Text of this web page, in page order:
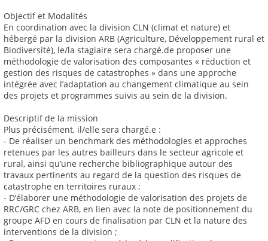
Objectif et Modalités
En coordination avec la division CLN (climat et nature) et
hébergé par la division ARB (Agriculture, Développement rural et
Biodiversité), le/la stagiaire sera chargé.de proposer une
méthodologie de valorisation des composantes « réduction et
gestion des risques de catastrophes » dans une approche
intégrée avec l’adaptation au changement climatique au sein
des projets et programmes suivis au sein de la division.
Descriptif de la mission
Plus précisément, il/elle sera chargé.e :
- De réaliser un benchmark des méthodologies et approches
retenues par les autres bailleurs dans le secteur agricole et
rural, ainsi qu’une recherche bibliographique autour des
travaux pertinents au regard de la question des risques de
catastrophe en territoires ruraux ;
- D’élaborer une méthodologie de valorisation des projets de
RRC/GRC chez ARB, en lien avec la note de positionnement du
groupe AFD en cours de finalisation par CLN et la nature des
interventions de la division ;